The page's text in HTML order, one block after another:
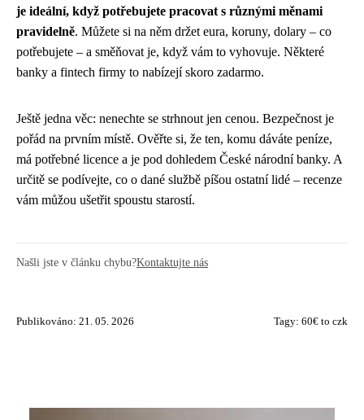
je ideální, když potřebujete pracovat s různými měnami
pravidelně. Můžete si na něm držet eura, koruny, dolary – co
potřebujete – a směňovat je, když vám to vyhovuje. Některé
banky a fintech firmy to nabízejí skoro zadarmo.
Ještě jedna věc: nenechte se strhnout jen cenou. Bezpečnost je
pořád na prvním místě. Ověřte si, že ten, komu dáváte peníze,
má potřebné licence a je pod dohledem České národní banky. A
určitě se podívejte, co o dané službě píšou ostatní lidé – recenze
vám můžou ušetřit spoustu starostí.
Našli jste v článku chybu?Kontaktujte nás
Publikováno: 21. 05. 2026 Tagy: 60€ to czk